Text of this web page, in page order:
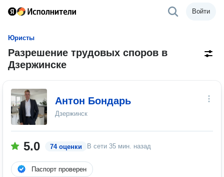
Войти
Юристы
Разрешение трудовых споров в
Дзержинске
Антон Бондарь
Дзержинск
5.0 74 оценки В сети 35 мин. назад
Паспорт проверен